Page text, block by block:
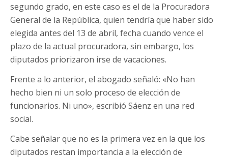
segundo grado, en este caso es el de la Procuradora
General de la República, quien tendría que haber sido
elegida antes del 13 de abril, fecha cuando vence el
plazo de la actual procuradora, sin embargo, los
diputados priorizaron irse de vacaciones.
Frente a lo anterior, el abogado señaló: «No han
hecho bien ni un solo proceso de elección de
funcionarios. Ni uno», escribió Sáenz en una red
social.
Cabe señalar que no es la primera vez en la que los
diputados restan importancia a la elección de